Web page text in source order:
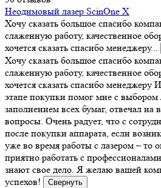
Неодимовый лазер ScinOne X
Хочу сказать большое спасибо
слаженную работу, качественное
хочется сказать спасибо менеджеру...
Хочу сказать большое спасибо
слаженную работу, качественное
хочется сказать спасибо менеджеру
этапе покупки помог мне с выбором
заполнением всех бумаг, отвечал на
вопросы. Очень радует, что с
после покупки аппарата, если
уже во время работы с лазером – то
приятно работать с
знают свое дело. Я желаю вашей
успехов!
Свернуть